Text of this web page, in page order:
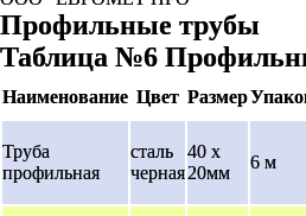
Профильные трубы
Таблица №6
Наименование Цвет Размер
Труба
профильная
сталь
черная
40 х
20мм
6 м